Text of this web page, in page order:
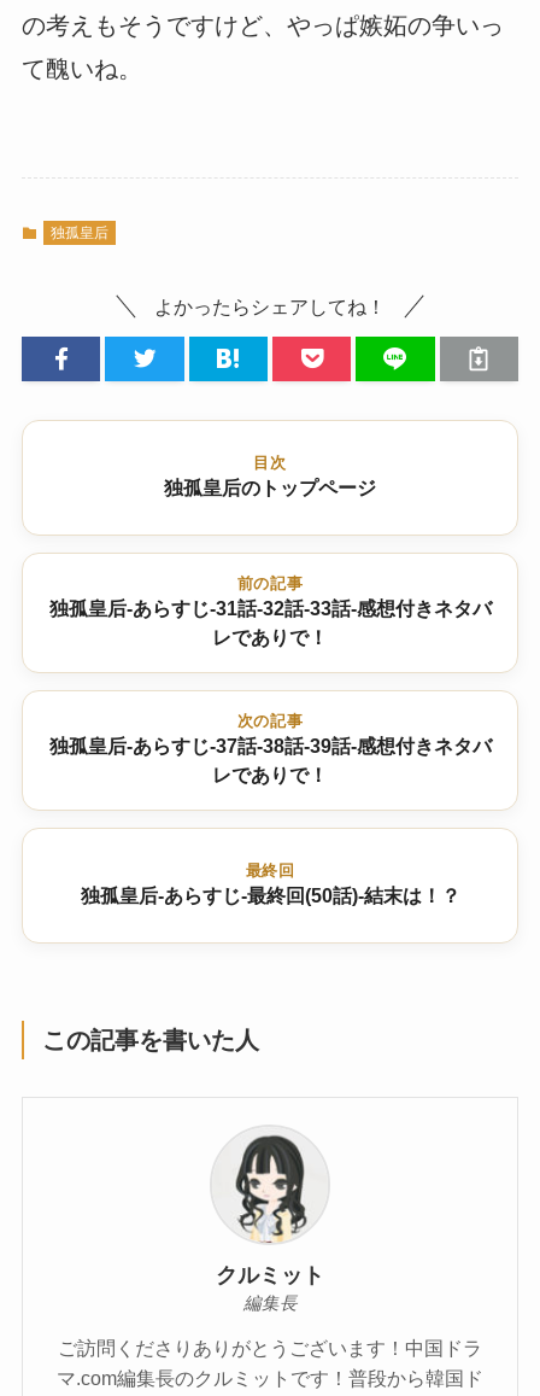
の考えもそうですけど、やっぱ嫉妬の争いっ
て醜いね。
独孤皇后
よかったらシェアしてね！
目次
独孤皇后のトップページ
前の記事
独孤皇后-あらすじ-31話-32話-33話-感想付きネタバ
レでありで！
次の記事
独孤皇后-あらすじ-37話-38話-39話-感想付きネタバ
レでありで！
最終回
独孤皇后-あらすじ-最終回(50話)-結末は！？
この記事を書いた人
クルミット
編集長
ご訪問くださりありがとうございます！中国ドラ
マ.com編集長のクルミットです！普段から韓国ド